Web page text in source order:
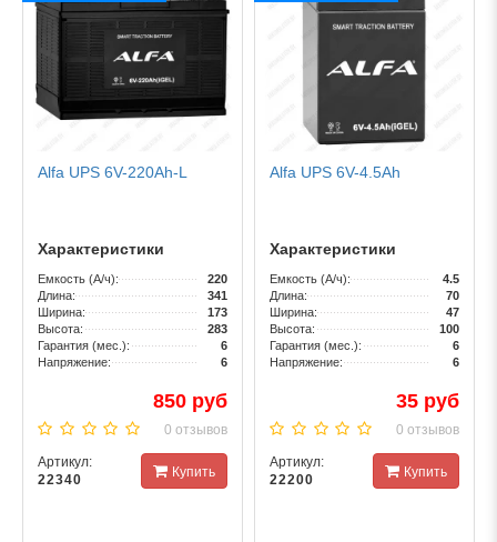
Alfa UPS 6V-220Ah-L
Характеристики
Емкость (А/ч):
220
Длина:
341
Ширина:
173
Высота:
283
Гарантия (мес.):
6
Напряжение:
6
850 руб
0 отзывов
Артикул:
22340
Купить
Alfa UPS 6V-4.5Ah
Характеристики
Емкость (А/ч):
4.5
Длина:
70
Ширина:
47
Высота:
100
Гарантия (мес.):
6
Напряжение:
6
35 руб
0 отзывов
Артикул:
22200
Купить